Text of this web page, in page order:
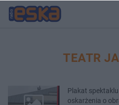
TEATR
Plakat spektaklu
oskarżenia o